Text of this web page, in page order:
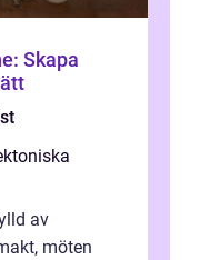
Skapa
av
möten